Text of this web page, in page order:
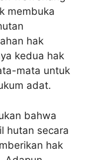
membuka
hak
kedua hak
mata untuk
adat.
bahwa
hutan secara
hak